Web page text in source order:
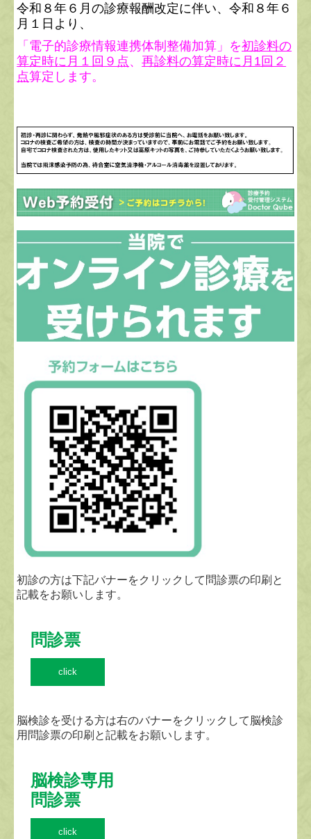
令和８年６月の診療報酬改定に伴い、令和８年６
月１日より、
「電子的診療情報連携体制整備加算」を初診料の
算定時に月１回９点、再診料の算定時に月1回２
点算定します。
初診の方は下記バナーをクリックして問診票の印刷と
記載をお願いします。
問診票
click
脳検診を受ける方は右のバナーをクリックして脳検診
用問診票の印刷と記載をお願いします。
脳検診専用
問診票
click